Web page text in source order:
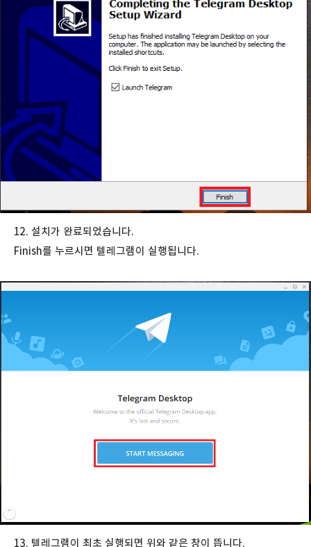
12. 설치가 완료되었습니다.
Finish를 누르시면 텔레그램이 실행됩니다.
13. 텔레그램이 최초 실행되면 위와 같은 창이 뜹니다.